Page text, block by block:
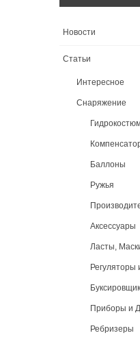
Новости
Статьи
Интересное
Снаряжение
Баллоны
Ружья
Аксессуары
Ласты,
Регуляторы
Приборы и
Ребризеры